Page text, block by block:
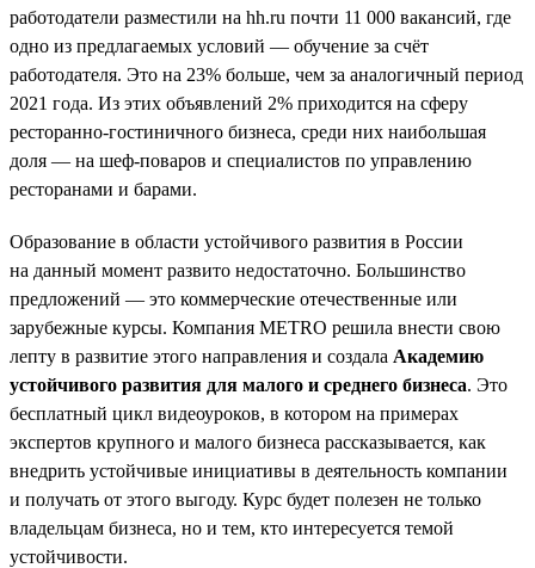
работодатели разместили на hh.ru почти 11 000 вакансий, где
одно из предлагаемых условий — обучение за счёт
работодателя. Это на 23% больше, чем за аналогичный период
2021 года. Из этих объявлений 2% приходится на сферу
ресторанно-гостиничного бизнеса, среди них наибольшая
доля — на шеф-поваров и специалистов по управлению
ресторанами и барами.
Образование в области устойчивого развития в России
на данный момент развито недостаточно. Большинство
предложений — это коммерческие отечественные или
зарубежные курсы. Компания METRO решила внести свою
лепту в развитие этого направления и создала Академию
устойчивого развития для малого и среднего бизнеса. Это
бесплатный цикл видеоуроков, в котором на примерах
экспертов крупного и малого бизнеса рассказывается, как
внедрить устойчивые инициативы в деятельность компании
и получать от этого выгоду. Курс будет полезен не только
владельцам бизнеса, но и тем, кто интересуется темой
устойчивости.